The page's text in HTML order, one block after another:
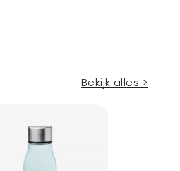
Bekijk alles >